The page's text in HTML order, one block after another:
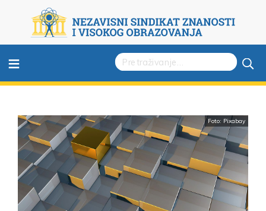
≡
Foto: Pixabay